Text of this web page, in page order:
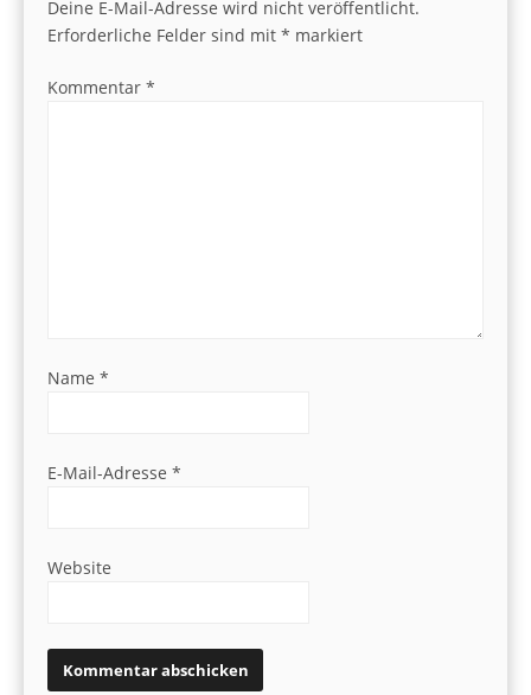
Deine E-Mail-Adresse wird nicht veröffentlicht.
Erforderliche Felder sind mit * markiert
Kommentar *
Name *
E-Mail-Adresse *
Website